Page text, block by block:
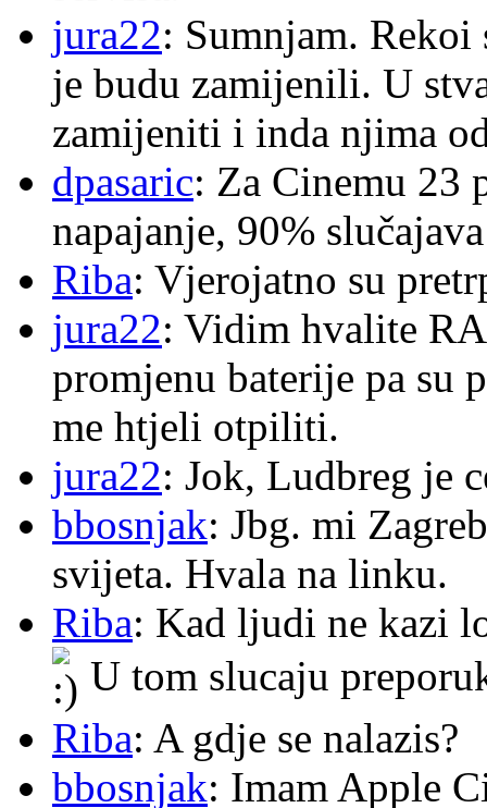
jura22: Sumnjam. Rekoi
je budu zamijenili. U
zamijeniti i inda njima
dpasaric: Za Cinemu 23
napajanje, 90%
Riba: Vjerojatno su
jura22: Vidim hvalite
promjenu baterije pa su
me htjeli otpiliti.
jura22: Jok, Ludbreg je
bbosnjak: Jbg. mi
svijeta. Hvala na linku.
Riba: Kad ljudi ne kazi
U tom slucaju
Riba: A gdje se nalazis?
bbosnjak: Imam Apple